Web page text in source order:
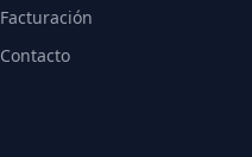
Facturación
Contacto